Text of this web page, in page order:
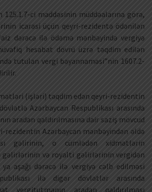
125.1.7-ci maddəsinin müddəalarına görə,
icarəsi üçün qeyri-rezidentə ödənilən
dərəcə ilə ödəmə mənbəyində vergiyə
hesabat dövrü üzrə təqdim edilən
tutulan vergi bəyannaməsi”nin 1607.2-
(işləri) təqdim edən qeyri-rezidentin
Azərbaycan Respublikası arasında
aradan qaldırılmasına dair saziş mövcud
rezidentin Azərbaycan mənbəyindən əldə
gəlirinin, o cümlədən xidmətlərin
gəlirlərinin və royalti gəlirlərinin vergidən
aşağı dərəcə ilə vergiyə cəlb edilməsi
ilə digər dövlətlər arasında
vergitutmanın aradan qaldırılması